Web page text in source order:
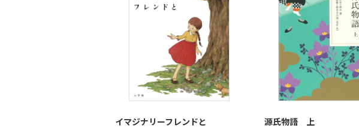
イマジナリーフレンドと 源氏物語 上